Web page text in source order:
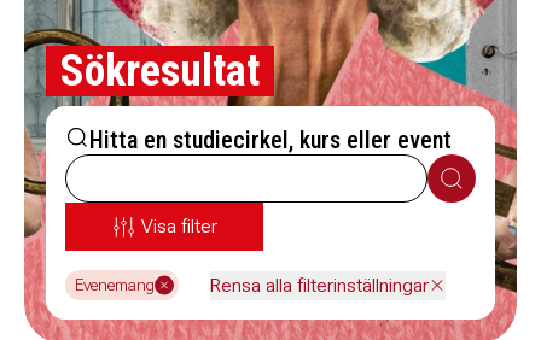
Sökresultat
Hitta en studiecirkel, kurs eller event
Sök
Visa filter
Evenemang Rensa alla filterinställningar